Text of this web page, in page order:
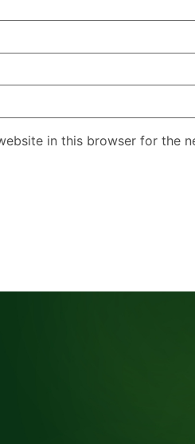
in this browser for the